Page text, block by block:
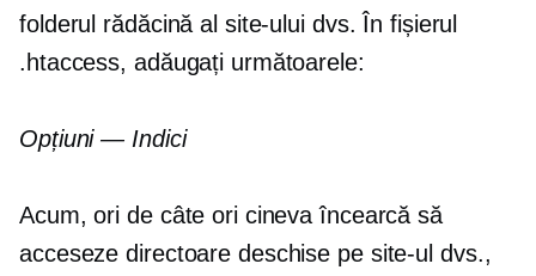
folderul rădăcină al site-ului dvs. În fișierul
.htaccess, adăugați următoarele:
Opțiuni — Indici
Acum, ori de câte ori cineva încearcă să
acceseze directoare deschise pe site-ul dvs.,